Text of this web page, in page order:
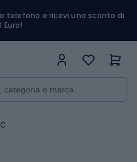
telefono e ricevi uno sconto di
Euro!